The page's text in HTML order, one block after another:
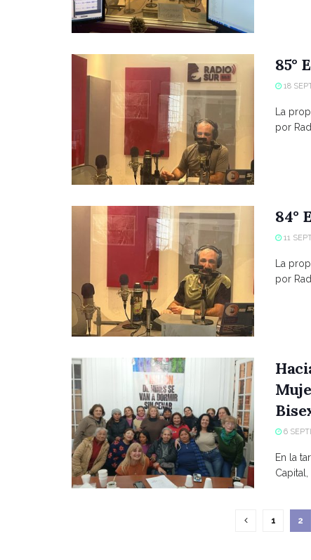
85°
18
La
por
84°
11
La
por
6
En la
Capital,
1 2